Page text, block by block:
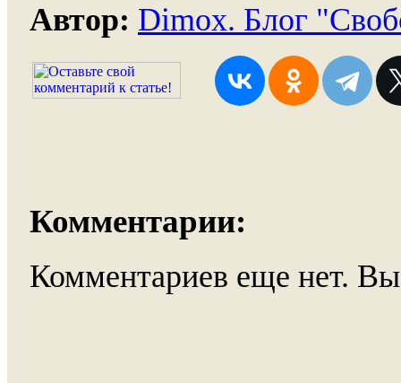
Автор: Dimox. Блог
Комментарии:
Комментариев еще нет.